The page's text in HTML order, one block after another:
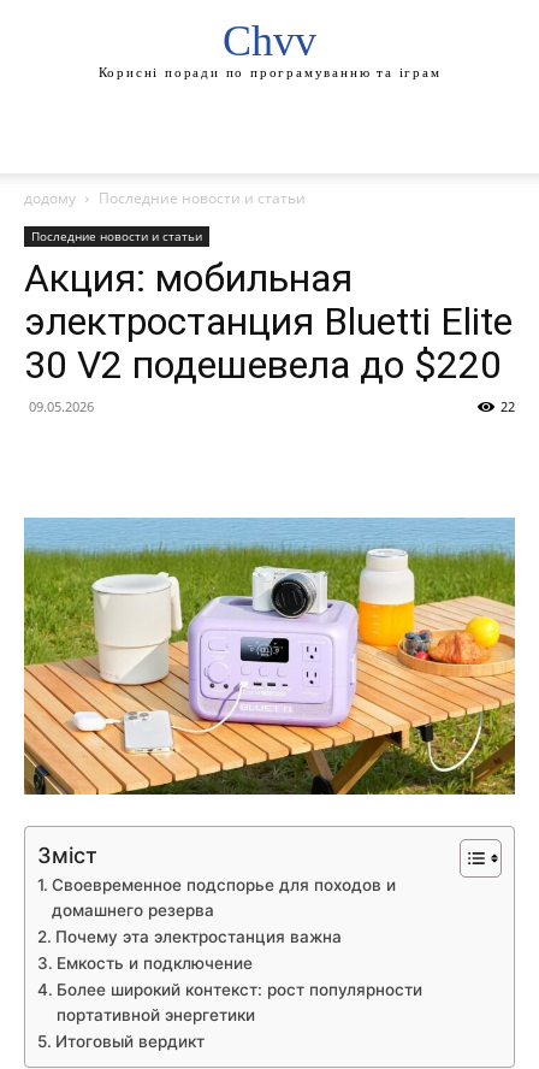
Chvv
Корисні поради по програмуванню та іграм
додому Последние новости и статьи
Последние новости и статьи
Акция: мобильная
электростанция Bluetti Elite
30 V2 подешевела до $220
09.05.2026 22
Зміст
Своевременное подспорье для походов и
домашнего резерва
Почему эта электростанция важна
Емкость и подключение
Более широкий контекст: рост популярности
портативной энергетики
Итоговый вердикт